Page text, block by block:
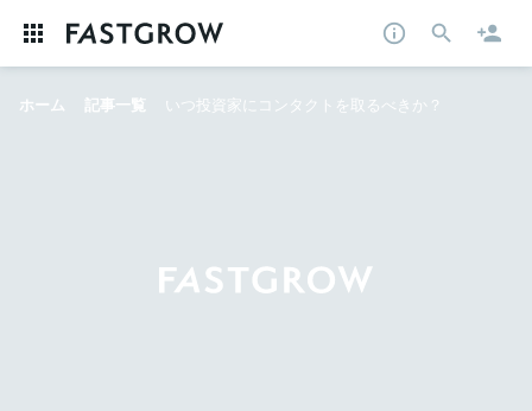
ホーム 記事一覧 いつ投資家にコンタクトを取るべきか？